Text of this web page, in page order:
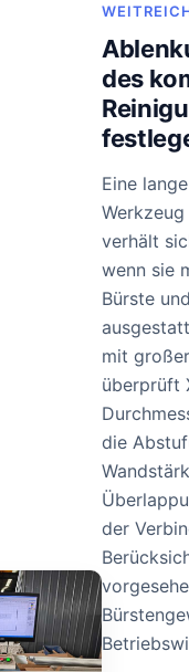
des
Eine
verhält
wenn sie
Bürste
mit
überprüft
die
der